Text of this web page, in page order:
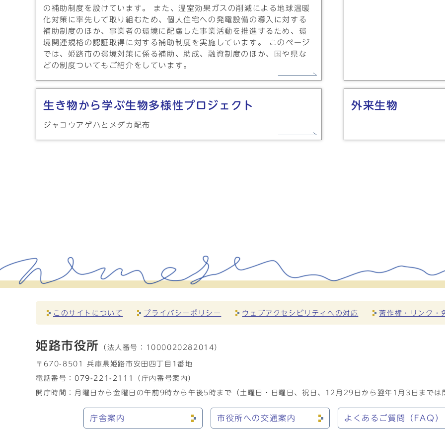
の補助制度を設けています。 また、温室効果ガスの削減による地球温暖
化対策に率先して取り組むため、個人住宅への発電設備の導入に対する
補助制度のほか、事業者の環境に配慮した事業活動を推進するため、環
境関連規格の認証取得に対する補助制度を実施しています。 このページ
では、姫路市の環境対策に係る補助、助成、融資制度のほか、国や県な
どの制度ついてもご紹介をしています。
生き物から学ぶ生物多様性プロジェクト
ジャコウアゲハとメダカ配布
外来生物
このサイトについて プライバシーポリシー ウェブアクセシビリティへの対応 著作権・リンク・
姫路市役所 （法人番号： 1000020282014）
〒670-8501 兵庫県姫路市安田四丁目1番地
電話番号： 079-221-2111
（庁内番号案内）
開庁時間：月曜日から金曜日の午前9時から午後5時まで（土曜日・日曜日、祝日、12月29日から翌年1月3日までは
庁舎案内 市役所への交通案内 よくあるご質問（FAQ）